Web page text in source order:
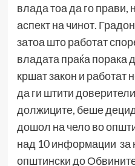
влада тоа да го прави,
аспект на чинот.
затоа што работат
владата праќа порака
кршат закон и работат
да ги штити
должиците, беше
дошол на чело во
над 10 информации за
општински до